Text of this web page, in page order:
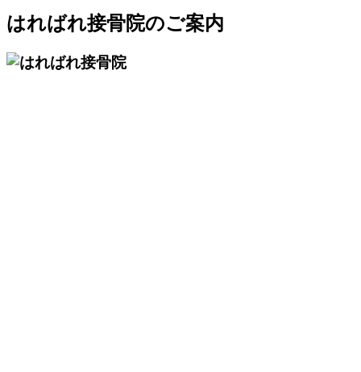
はればれ接骨院のご案内